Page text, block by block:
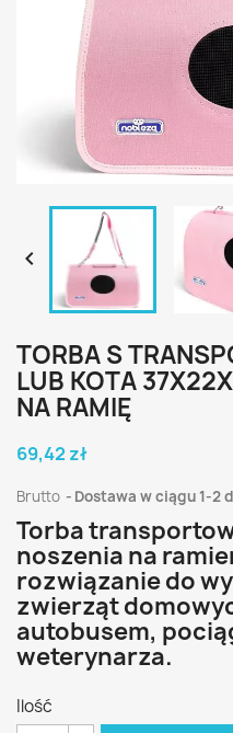

TORBA S
LUB KOTA
NA RAMIĘ
69,42 zł
Brutto Dostawa w ciągu 1-2
Torba
noszenia na
rozwiązanie do
zwierząt
autobusem,
weterynarza.
Ilość